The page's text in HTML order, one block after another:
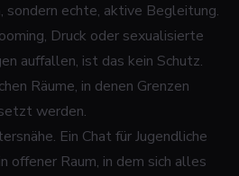
sondern echte, aktive Begleitung.
Druck oder sexualisierte
auffallen, ist das kein Schutz.
Räume, in denen Grenzen
werden.
Ein Chat für Jugendliche
offener Raum, in dem sich alles